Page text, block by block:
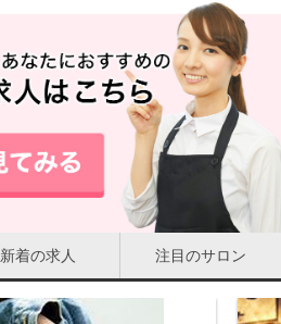
新着の求人 注目のサロン